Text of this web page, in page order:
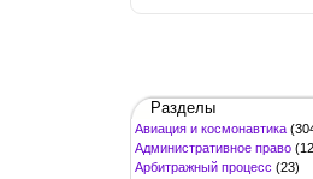
Разделы
Авиация и космонавтика
Административное право
Арбитражный процесс (23)